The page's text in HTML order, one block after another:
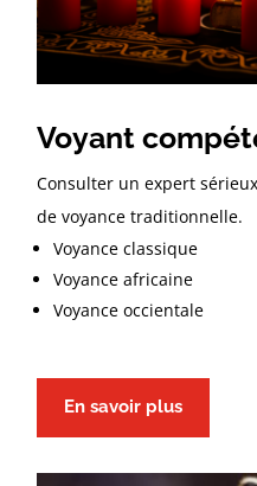
Voyant
Consulter un expert
de voyance traditionnelle.
Voyance classique
Voyance africaine
Voyance occientale
En savoir plus